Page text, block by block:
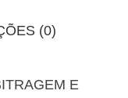
(0)
E